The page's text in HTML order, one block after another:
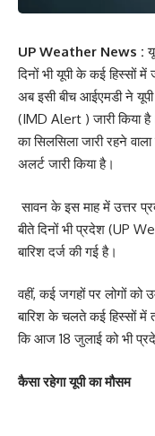
UP Weather News :
दिनों भी यूपी के कई हिस्सों
अब इसी बीच आईएमडी ने
(IMD Alert ) जारी किया
का सिलसिला जारी रहने
अलर्ट जारी किया है।
सावन के इस माह में उत्तर
बीते दिनों भी प्रदेश (UP
बारिश दर्ज की गई है।
वहीं, कई जगहों पर लोगों को
बारिश के चलते कई हिस्सों में
कि आज 18 जुलाई को भी
कैसा रहेगा यूपी का मौसम